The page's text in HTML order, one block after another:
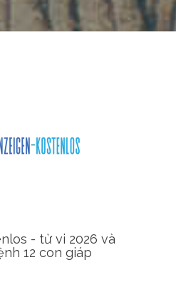
- tử vi 2026 và
12 con giáp